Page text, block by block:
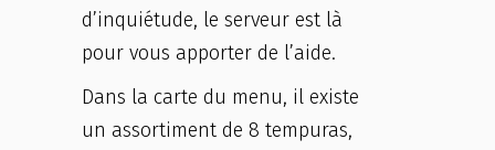
d’inquiétude, le serveur est là
pour vous apporter de l’aide.
Dans la carte du menu, il existe
un assortiment de 8 tempuras,